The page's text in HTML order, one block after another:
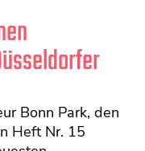
Bonn Park, den
Heft Nr. 15